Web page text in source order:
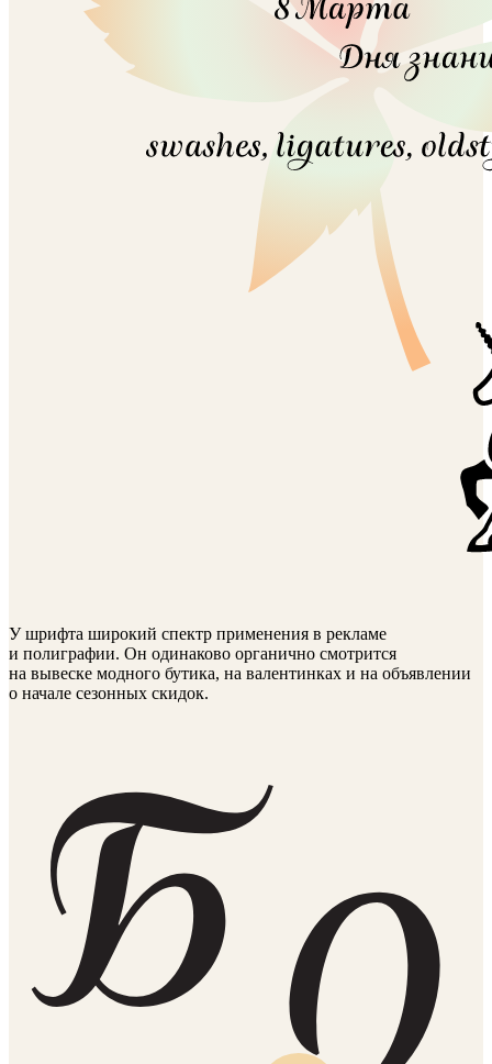
У шрифта широкий спектр применения в рекламе
и полиграфии. Он одинаково органично смотрится
на вывеске модного бутика, на валентинках и на объявлении
о начале сезонных скидок.